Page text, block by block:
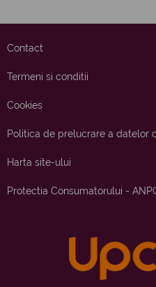
Contact
Termeni si conditii
Cookies
Politica de prelucrare a datelor
Harta site-ului
Protectia Consumatorului -